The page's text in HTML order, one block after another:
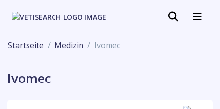
Startseite Medizin Ivomec
Ivomec